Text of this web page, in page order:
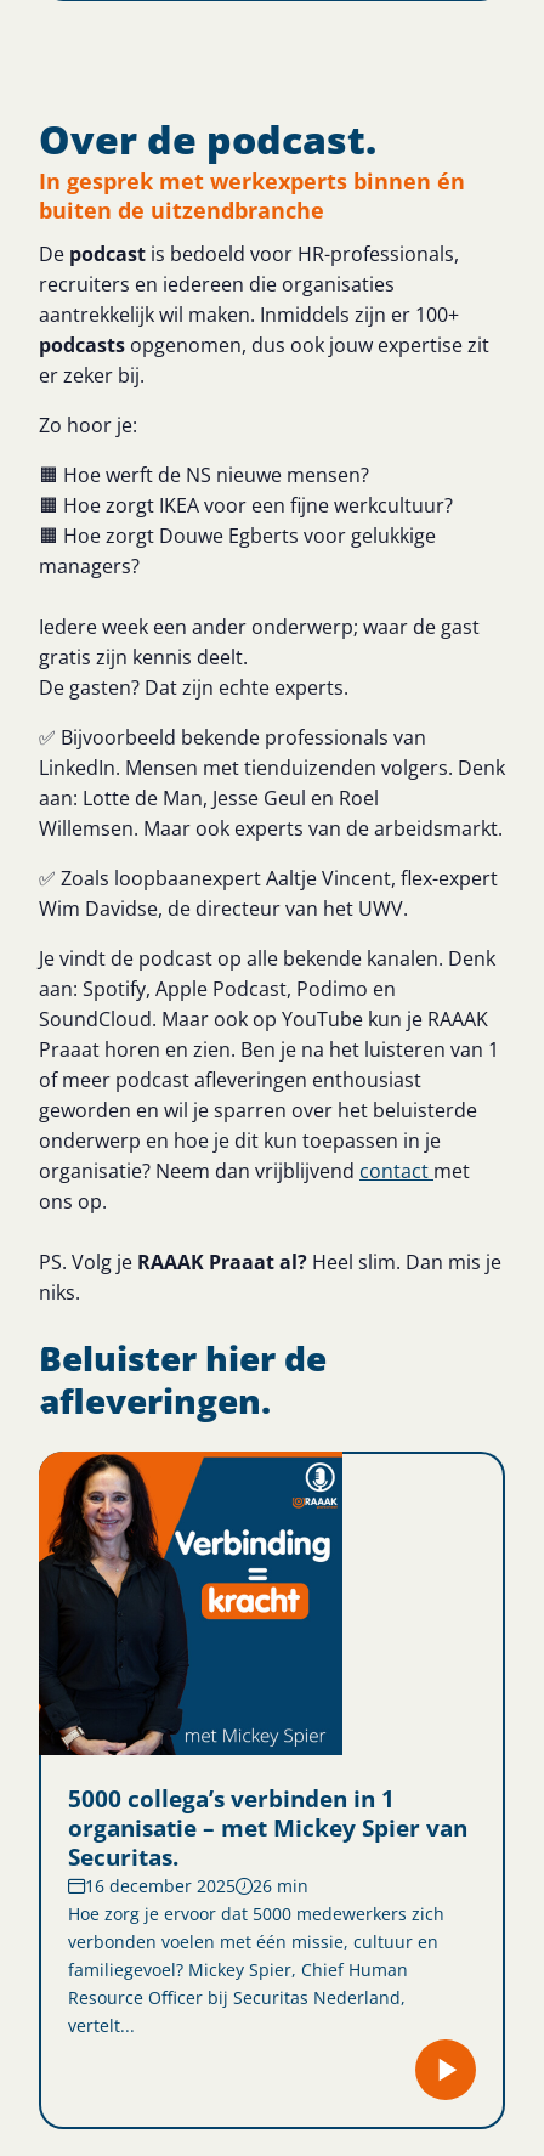
Over de podcast.
In gesprek met werkexperts binnen én
buiten de uitzendbranche
De podcast is bedoeld voor HR-professionals,
recruiters en iedereen die organisaties
aantrekkelijk wil maken. Inmiddels zijn er 100+
podcasts opgenomen, dus ook jouw expertise zit
er zeker bij.
Zo hoor je:
🟧 Hoe werft de NS nieuwe mensen?
🟧 Hoe zorgt IKEA voor een fijne werkcultuur?
🟧 Hoe zorgt Douwe Egberts voor gelukkige
managers?
Iedere week een ander onderwerp; waar de gast
gratis zijn kennis deelt.
De gasten? Dat zijn echte experts.
✅ Bijvoorbeeld bekende professionals van
LinkedIn. Mensen met tienduizenden volgers. Denk
aan: Lotte de Man, Jesse Geul en Roel
Willemsen. Maar ook experts van de arbeidsmarkt.
✅ Zoals loopbaanexpert Aaltje Vincent, flex-expert
Wim Davidse, de directeur van het UWV.
Je vindt de podcast op alle bekende kanalen. Denk
aan: Spotify, Apple Podcast, Podimo en
SoundCloud. Maar ook op YouTube kun je RAAAK
Praaat horen en zien. Ben je na het luisteren van 1
of meer podcast afleveringen enthousiast
geworden en wil je sparren over het beluisterde
onderwerp en hoe je dit kun toepassen in je
organisatie? Neem dan vrijblijvend contact met
ons op.
PS. Volg je RAAAK Praaat al? Heel slim. Dan mis je
niks.
Beluister hier de
afleveringen.
5000 collega’s verbinden in 1
organisatie – met Mickey Spier van
Securitas.
16 december 2025
26 min
Hoe zorg je ervoor dat 5000 medewerkers zich
verbonden voelen met één missie, cultuur en
familiegevoel? Mickey Spier, Chief Human
Resource Officer bij Securitas Nederland,
vertelt...